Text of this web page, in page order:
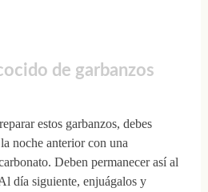
de garbanzos
estos garbanzos, debes
noche anterior con una
Deben permanecer así al
día siguiente, enjuágalos y